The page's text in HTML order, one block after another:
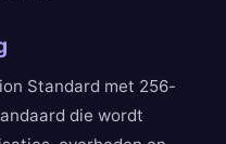
Standard met 256-
die wordt